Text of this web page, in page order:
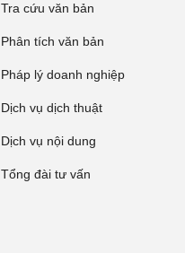
Tra cứu văn bản
Phân tích văn bản
Pháp lý doanh nghiệp
Dịch vụ dịch thuật
Dịch vụ nội dung
Tổng đài tư vấn